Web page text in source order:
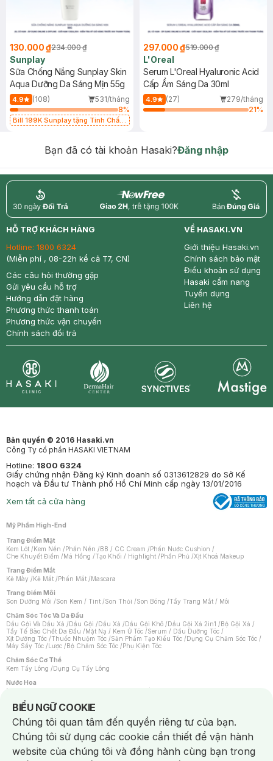
130.000 ₫234.000 ₫
Sunplay
Sữa Chống Nắng Sunplay Skin
Aqua Dưỡng Da Sáng Mịn 55g
4.9 (108)
531/tháng
8%
Bill 199K Sunplay tặng Tinh Chất
297.000 ₫519.000 ₫
L'Oreal
Serum L'Oreal Hyaluronic Acid
Cấp Ẩm Sáng Da 30ml
4.9 (27)
279/tháng
21%
Bạn đã có tài khoản Hasaki?Đăng nhập
return nowfree price
HỖ TRỢ KHÁCH HÀNG
Hotline: 1800 6324
(Miễn phí , 08-22h kể cả T7, CN)
Các câu hỏi thường gặp
Gửi yêu cầu hỗ trợ
Hướng dẫn đặt hàng
Phương thức thanh toán
Phương thức vận chuyển
Chính sách đổi trả
VỀ HASAKI.VN
Giới thiệu Hasaki.vn
Chính sách bảo mật
Điều khoản sử dụng
Hasaki cẩm nang
Tuyển dụng
Liên hệ
Bản quyền © 2016 Hasaki.vn
Công Ty cổ phần HASAKI VIETNAM
Hotline: 1800 6324
Giấy chứng nhận Đăng ký Kinh doanh số 0313612829 do Sở Kế
hoạch và Đầu tư Thành phố Hồ Chí Minh cấp ngày 13/01/2016
Xem tất cả cửa hàng
Mỹ Phẩm High-End
Trang Điểm Mặt
Kem Lót /Kem Nền /Phấn Nền /BB / CC Cream /Phấn Nước Cushion /
Che Khuyết Điểm /Má Hồng /Tạo Khối / Highlight /Phấn Phủ /Xịt Khoá Makeup
Trang Điểm Mắt
Kẻ Mày /Kẻ Mắt /Phấn Mắt /Mascara
Trang Điểm Môi
Son Dưỡng Môi /Son Kem / Tint /Son Thỏi /Son Bóng /Tẩy Trang Mắt / Môi
Chăm Sóc Tóc Và Da Đầu
Dầu Gội Và Dầu Xả /Dầu Gội /Dầu Xả /Dầu Gội Khô /Dầu Gội Xả 2in1 /Bộ Gội Xả /
Tẩy Tế Bào Chết Da Đầu /Mặt Nạ / Kem Ủ Tóc /Serum / Dầu Dưỡng Tóc /
Xịt Dưỡng Tóc /Thuốc Nhuộm Tóc /Sản Phẩm Tạo Kiểu Tóc /Dụng Cụ Chăm Sóc Tóc /
Máy Sấy Tóc /Lược /Bộ Chăm Sóc Tóc /Phụ Kiện Tóc
Chăm Sóc Cơ Thể
Kem Tẩy Lông /Dụng Cụ Tẩy Lông
Nước Hoa
Nước Hoa Nữ
Chăm Sóc Cá Nhân
Chống Muỗi /Khẩu Trang /Máy Massage/Mặt Nạ Xông Hơi /Nước Rửa Tay/
Sản Phẩm Chăm Sóc Khác /Bàn Chải Đánh Răng /Bàn Chải Điện/
Hỗ Trợ Trắng Răng/Kem Đánh Răng /Máy Tăm Nước/ Nước Súc Miệng/
Tăm / Chỉ Nha Khoa/ Xịt Thơm Miệng / Dung Dịch Vệ Sinh/Dưỡng Vùng Kín/
Khăn Ướt Vệ Sinh Vùng Kín/Băng Vệ Sinh/Tampon/Bọt Cạo Râu /Dao Cạo Râu/
Máy Cạo Râu
BIỂU NGỮ COOKIE
Notice about cookies usage
Chúng tôi quan tâm đến quyền riêng tư của bạn.
Chúng tôi sử dụng các cookie cần thiết để vận hành
website của chúng tôi và đồng hành cùng bạn trong